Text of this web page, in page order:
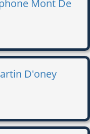
Mont De
D'oney